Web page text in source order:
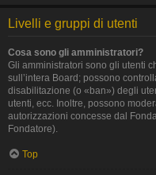
Livelli e gruppi di utenti
Cosa sono gli amministratori?
Gli amministratori sono gli utenti
sull’intera Board; possono
disabilitazione (o «ban») degli
utenti, ecc. Inoltre, possono
autorizzazioni concesse dal
Fondatore).
Top